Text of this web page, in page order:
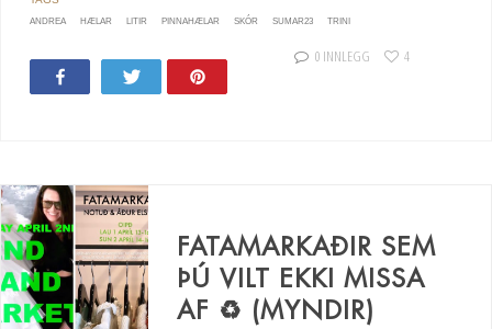
ANDREA HÆLAR LITIR PINNAHÆLAR SKÓR SUMAR23 TRINI
Tweet
0 INNLEGG 4
FATAMARKAÐIR SEM
ÞÚ VILT EKKI MISSA
AF ♻️ (MYNDIR)